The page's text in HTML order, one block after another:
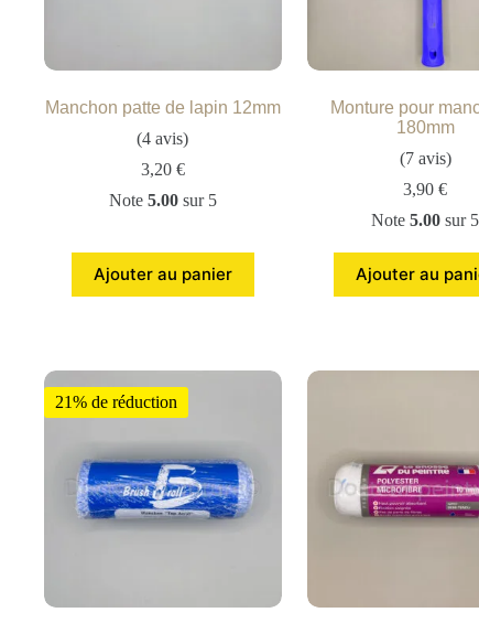
Manchon patte de lapin 12mm
(4 avis)
3,20 €
Note 5.00sur 5
Ajouter au panier
Monture pour
180mm
(7 avis)
3,90€
Note5.00 sur 5
Ajouter au
21% de réduction